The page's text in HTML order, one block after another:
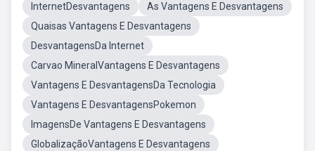
InternetDesvantagens
As Vantagens E Desvantagens
Quaisas Vantagens E Desvantagens
DesvantagensDa Internet
Carvao MineralVantagens E Desvantagens
Vantagens E DesvantagensDa Tecnologia
Vantagens E DesvantagensPokemon
ImagensDe Vantagens E Desvantagens
GlobalizaçãoVantagens E Desvantagens